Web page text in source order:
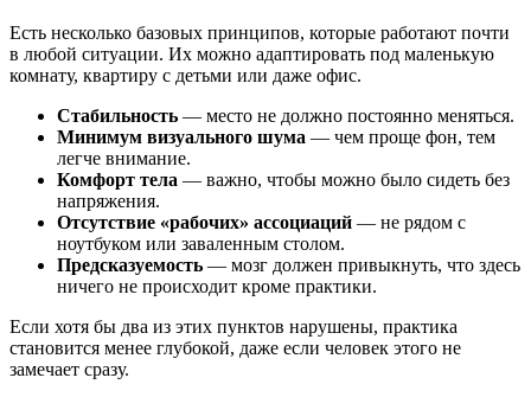
Есть несколько базовых принципов, которые работают почти
в любой ситуации. Их можно адаптировать под маленькую
комнату, квартиру с детьми или даже офис.
Стабильность — место не должно постоянно меняться.
Минимум визуального шума — чем проще фон, тем
легче внимание.
Комфорт тела — важно, чтобы можно было сидеть без
напряжения.
Отсутствие «рабочих» ассоциаций — не рядом с
ноутбуком или заваленным столом.
Предсказуемость — мозг должен привыкнуть, что здесь
ничего не происходит кроме практики.
Если хотя бы два из этих пунктов нарушены, практика
становится менее глубокой, даже если человек этого не
замечает сразу.